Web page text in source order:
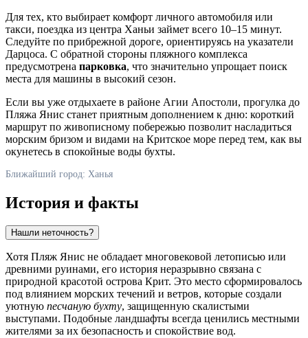
Для тех, кто выбирает комфорт личного автомобиля или
такси, поездка из центра Ханьи займет всего 10–15 минут.
Следуйте по прибрежной дороге, ориентируясь на указатели
Дарцоса. С обратной стороны пляжного комплекса
предусмотрена парковка, что значительно упрощает поиск
места для машины в высокий сезон.
Если вы уже отдыхаете в районе Агии Апостоли, прогулка до
Пляжа Янис станет приятным дополнением к дню: короткий
маршрут по живописному побережью позволит насладиться
морским бризом и видами на Критское море перед тем, как вы
окунетесь в спокойные воды бухты.
Ближайший город: Ханья
История и факты
Нашли неточность?
Хотя Пляж Янис не обладает многовековой летописью или
древними руинами, его история неразрывно связана с
природной красотой острова Крит. Это место сформировалось
под влиянием морских течений и ветров, которые создали
уютную песчаную бухту, защищенную скалистыми
выступами. Подобные ландшафты всегда ценились местными
жителями за их безопасность и спокойствие вод.